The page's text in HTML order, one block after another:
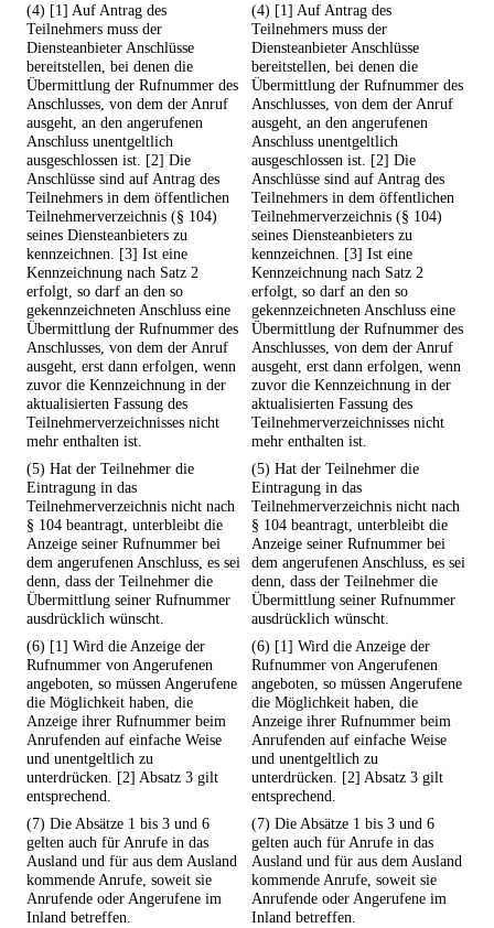
(4) [1] Auf Antrag des
Teilnehmers muss der
Diensteanbieter Anschlüsse
bereitstellen, bei denen die
Übermittlung der Rufnummer des
Anschlusses, von dem der Anruf
ausgeht, an den angerufenen
Anschluss unentgeltlich
ausgeschlossen ist. [2] Die
Anschlüsse sind auf Antrag des
Teilnehmers in dem öffentlichen
Teilnehmerverzeichnis (§ 104)
seines Diensteanbieters zu
kennzeichnen. [3] Ist eine
Kennzeichnung nach Satz 2
erfolgt, so darf an den so
gekennzeichneten Anschluss eine
Übermittlung der Rufnummer des
Anschlusses, von dem der Anruf
ausgeht, erst dann erfolgen, wenn
zuvor die Kennzeichnung in der
aktualisierten Fassung des
Teilnehmerverzeichnisses nicht
mehr enthalten ist.
(4) [1] Auf Antrag des
Teilnehmers muss der
Diensteanbieter Anschlüsse
bereitstellen, bei denen die
Übermittlung der Rufnummer des
Anschlusses, von dem der Anruf
ausgeht, an den angerufenen
Anschluss unentgeltlich
ausgeschlossen ist. [2] Die
Anschlüsse sind auf Antrag des
Teilnehmers in dem öffentlichen
Teilnehmerverzeichnis (§ 104)
seines Diensteanbieters zu
kennzeichnen. [3] Ist eine
Kennzeichnung nach Satz 2
erfolgt, so darf an den so
gekennzeichneten Anschluss eine
Übermittlung der Rufnummer des
Anschlusses, von dem der Anruf
ausgeht, erst dann erfolgen, wenn
zuvor die Kennzeichnung in der
aktualisierten Fassung des
Teilnehmerverzeichnisses nicht
mehr enthalten ist.
(5) Hat der Teilnehmer die
Eintragung in das
Teilnehmerverzeichnis nicht nach
§ 104 beantragt, unterbleibt die
Anzeige seiner Rufnummer bei
dem angerufenen Anschluss, es sei
denn, dass der Teilnehmer die
Übermittlung seiner Rufnummer
ausdrücklich wünscht.
(5) Hat der Teilnehmer die
Eintragung in das
Teilnehmerverzeichnis nicht nach
§ 104 beantragt, unterbleibt die
Anzeige seiner Rufnummer bei
dem angerufenen Anschluss, es sei
denn, dass der Teilnehmer die
Übermittlung seiner Rufnummer
ausdrücklich wünscht.
(6) [1] Wird die Anzeige der
Rufnummer von Angerufenen
angeboten, so müssen Angerufene
die Möglichkeit haben, die
Anzeige ihrer Rufnummer beim
Anrufenden auf einfache Weise
und unentgeltlich zu
unterdrücken. [2] Absatz 3 gilt
entsprechend.
(6) [1] Wird die Anzeige der
Rufnummer von Angerufenen
angeboten, so müssen Angerufene
die Möglichkeit haben, die
Anzeige ihrer Rufnummer beim
Anrufenden auf einfache Weise
und unentgeltlich zu
unterdrücken. [2] Absatz 3 gilt
entsprechend.
(7) Die Absätze 1 bis 3 und 6
gelten auch für Anrufe in das
Ausland und für aus dem Ausland
kommende Anrufe, soweit sie
Anrufende oder Angerufene im
Inland betreffen.
(7) Die Absätze 1 bis 3 und 6
gelten auch für Anrufe in das
Ausland und für aus dem Ausland
kommende Anrufe, soweit sie
Anrufende oder Angerufene im
Inland betreffen.